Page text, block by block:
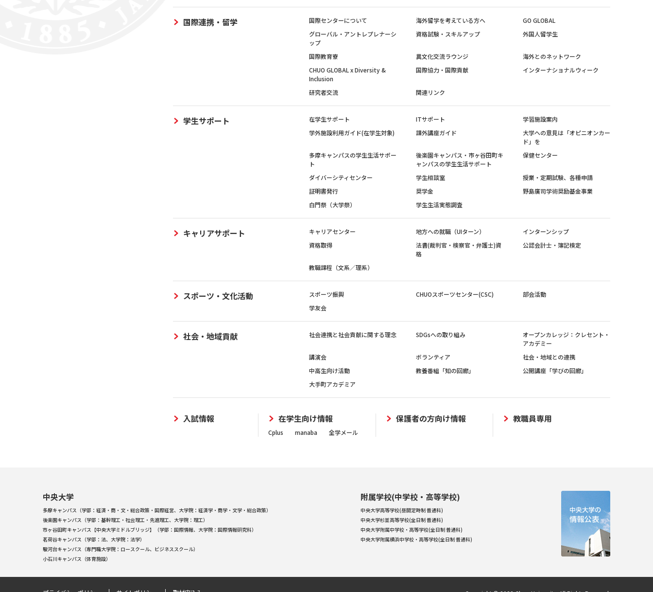
国際連携・留学 国際センターについて 海外留学を考えている方へ
GO GLOBAL
グローバル・アントレプレナーシ
ップ
資格試験・スキルアップ 外国人留学生
国際教育寮 異文化交流ラウンジ
海外とのネットワーク
CHUO GLOBAL x Diversity &
Inclusion
国際協力・国際貢献 インターナショナルウィーク
研究者交流 関連リンク
学生サポート 在学生サポート ITサポート
学習施設案内
学外施設利用ガイド(在学生対象)
課外講座ガイド
大学への意見は「オピニオンカー
ド」を
多摩キャンパスの学生生活サポー
ト
後楽園キャンパス・市ヶ谷田町キ
ャンパスの学生生活サポート
保健センター
ダイバーシティセンター 学生相談室
授業・定期試験、各種申請
証明書発行
奨学金
野島廣司学術奨励基金事業
白門祭（大学祭）
学生生活実態調査
キャリアサポート キャリアセンター 地方への就職（UIターン）
インターンシップ
資格取得
法曹(裁判官・検察官・弁護士)資
格
公認会計士・簿記検定
教職課程（文系／理系）
スポーツ・文化活動 スポーツ振興 CHUOスポーツセンター(CSC)
部会活動
学友会
社会・地域貢献 社会連携と社会貢献に関する理念 SDGsへの取り組み
オープンカレッジ：クレセント・
アカデミー
講演会
ボランティア
社会・地域との連携
中高生向け活動
教養番組「知の回廊」
公開講座「学びの回廊」
大手町アカデミア
入試情報 在学生向け情報
Cplus manaba 全学メール
保護者の方向け情報 教職員専用
中央大学
多摩キャンパス（学部：経済・商・文・総合政策・国際経営、大学院：経済学・商学・文学・総合政策）
後楽園キャンパス（学部：基幹理工・社会理工・先進理工、大学院：理工）
市ヶ谷田町キャンパス【中央大学ミドルブリッジ】（学部：国際情報、大学院：国際情報研究科）
茗荷谷キャンパス（学部：法、大学院：法学）
駿河台キャンパス（専門職大学院：ロースクール、ビジネススクール）
小石川キャンパス（体育施設）
附属学校(中学校・高等学校)
中央大学高等学校(昼間定時制 普通科)
中央大学杉並高等学校(全日制 普通科)
中央大学附属中学校・高等学校(全日制 普通科)
中央大学附属横浜中学校・高等学校(全日制 普通科)